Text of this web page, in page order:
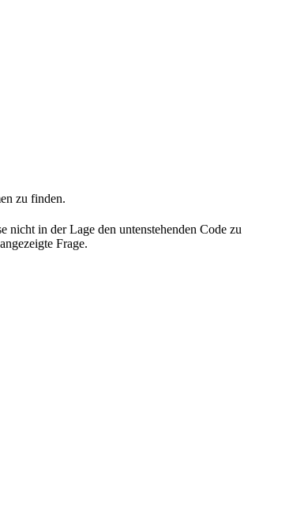
zu finden.
nicht in der Lage den untenstehenden Code zu
Frage.